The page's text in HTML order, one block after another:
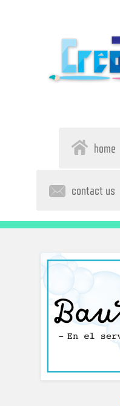
home
contact us